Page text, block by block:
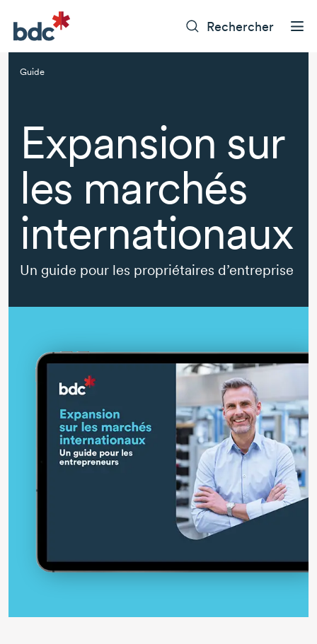
Rechercher
Guide
Expansion sur
les marchés
internationaux
Un guide pour les propriétaires d’entreprise